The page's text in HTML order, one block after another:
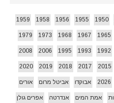
1950
1955
1956
1958
1959
1965
1967
1968
1973
1979
1992
1993
1995
2006
2008
2015
2017
2018
2019
2020
2026 אבוקדו אביטל מרום אורים
אמת המים אנדרטה אפרים גולן